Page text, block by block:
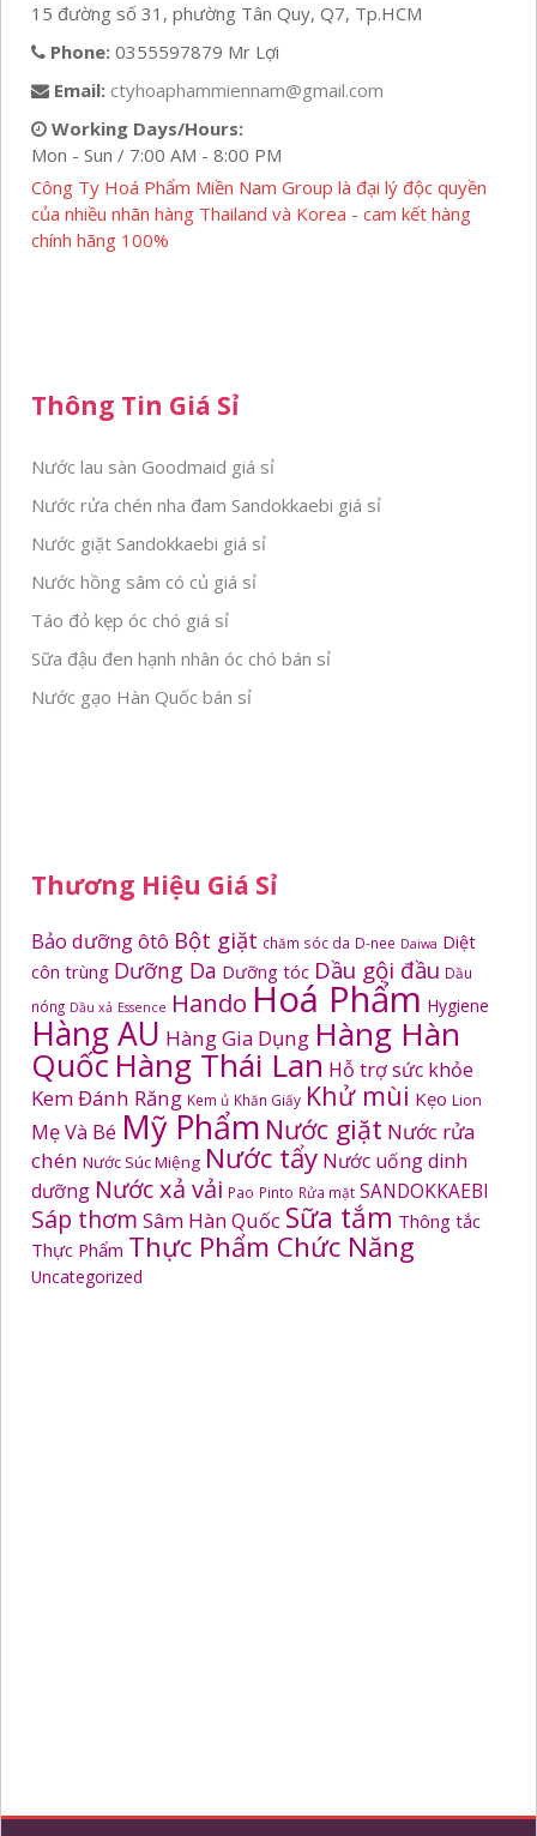
15 đường số 31, phường Tân Quy, Q7, Tp.HCM
Phone: 0355597879 Mr Lợi
Email: ctyhoaphammiennam@gmail.com
Working Days/Hours:
Mon - Sun / 7:00 AM - 8:00 PM
Công Ty Hoá Phẩm Miền Nam Group là đại lý độc quyền
của nhiều nhãn hàng Thailand và Korea - cam kết hàng
chính hãng 100%
Thông Tin Giá Sỉ
Nước lau sàn Goodmaid giá sỉ
Nước rửa chén nha đam Sandokkaebi giá sỉ
Nước giặt Sandokkaebi giá sỉ
Nước hồng sâm có củ giá sỉ
Táo đỏ kẹp óc chó giá sỉ
Sữa đậu đen hạnh nhân óc chó bán sỉ
Nước gạo Hàn Quốc bán sỉ
Thương Hiệu Giá Sỉ
Bảo dưỡng ôtô Bột giặt chăm sóc da D-nee Daiwa Diệt
côn trùng Dưỡng Da Dưỡng tóc Dầu gội đầu Dầu
nóng Dầu xả Essence Hando Hoá Phẩm Hygiene
Hàng AU Hàng Gia Dụng Hàng Hàn
Quốc Hàng Thái Lan Hỗ trợ sức khỏe
Kem Đánh Răng Kem ủ Khăn Giấy Khử mùi Kẹo Lion
Mẹ Và Bé Mỹ Phẩm Nước giặt Nước rửa
chén Nước Súc Miệng Nước tẩy Nước uống dinh
dưỡng Nước xả vải Pao Pinto Rửa mặt SANDOKKAEBI
Sáp thơm Sâm Hàn Quốc Sữa tắm Thông tắc
Thực Phẩm Thực Phẩm Chức Năng
Uncategorized